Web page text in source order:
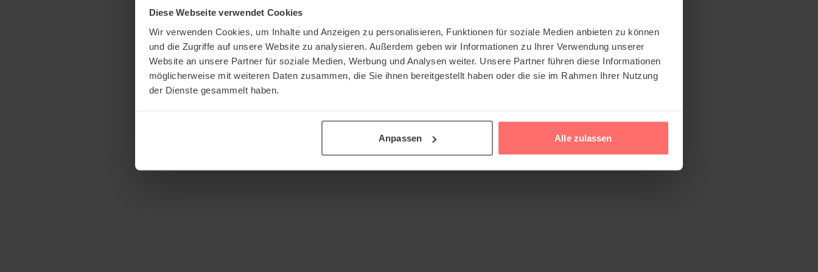
Diese Webseite verwendet Cookies
Wir verwenden Cookies, um Inhalte und Anzeigen zu personalisieren, Funktionen für soziale Medien anbieten zu können
und die Zugriffe auf unsere Website zu analysieren. Außerdem geben wir Informationen zu Ihrer Verwendung unserer
Website an unsere Partner für soziale Medien, Werbung und Analysen weiter. Unsere Partner führen diese Informationen
möglicherweise mit weiteren Daten zusammen, die Sie ihnen bereitgestellt haben oder die sie im Rahmen Ihrer Nutzung
der Dienste gesammelt haben.
Anpassen Alle zulassen